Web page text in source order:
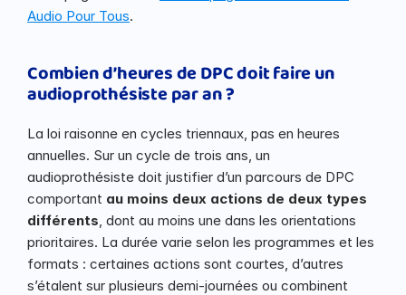
Audio Pour Tous.
Combien d’heures de DPC doit faire un
audioprothésiste par an ?
La loi raisonne en cycles triennaux, pas en heures
annuelles. Sur un cycle de trois ans, un
audioprothésiste doit justifier d’un parcours de DPC
comportant au moins deux actions de deux types
différents, dont au moins une dans les orientations
prioritaires. La durée varie selon les programmes et les
formats : certaines actions sont courtes, d’autres
s’étalent sur plusieurs demi-journées ou combinent